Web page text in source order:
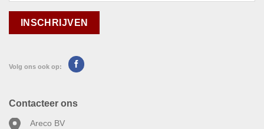
Volg ons ook op:
Contacteer ons
Areco BV